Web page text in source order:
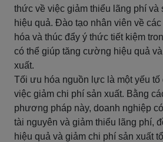
thức về việc giảm thiểu lãng phí và
hiệu quả. Đào tạo nhân viên về
hóa và thúc đẩy ý thức tiết kiệm
có thể giúp tăng cường hiệu quả
xuất.
Tối ưu hóa nguồn lực là một yếu tố
việc giảm chi phí sản xuất. Bằng
phương pháp này, doanh nghiệp
tài nguyên và giảm thiểu lãng phí,
hiệu quả và giảm chi phí sản xuất